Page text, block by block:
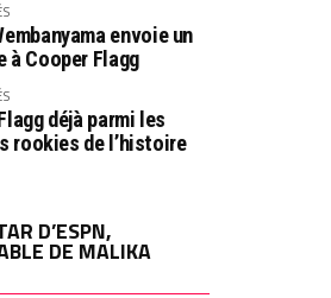
envoie un
à Cooper Flagg
déjà parmi les
rookies de l’histoire
D’ESPN,
DE MALIKA